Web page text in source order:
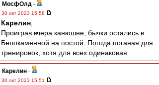
МосфОлд -
30 окт 2023 15:58
Карелин
Проиграв вчера канюшне, бычки остались в
Белокаменной на постой. Погода поганая для
тренировок, хотя для всех одинаковая.
Карелин -
30 окт 2023 15:51